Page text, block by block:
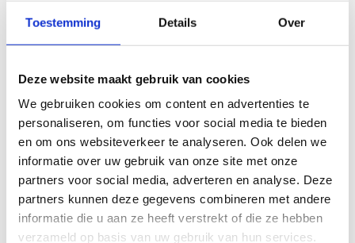
Toestemming Details Over
Deze website maakt gebruik van cookies
We gebruiken cookies om content en advertenties te
personaliseren, om functies voor social media te bieden
en om ons websiteverkeer te analyseren. Ook delen we
informatie over uw gebruik van onze site met onze
partners voor social media, adverteren en analyse. Deze
partners kunnen deze gegevens combineren met andere
informatie die u aan ze heeft verstrekt of die ze hebben
verzameld op basis van uw gebruik van hun services.
Maak gemakkelijk je kamado schoon
Na het gebruik van je kamado is het belangrijk dat je hem goed
schoonmaakt. Met een goedeborstelmaak je eenvoudig het
halen, om ervoor te zorgen dat de luchtstroom je barbecue goed
blijft. Soms zit er een asopvangbak in je kamado, die het as
opvangt. Mocht dit niet in je kamado zitten, dan kun je een
as
pook gebruiken om het as uit je kamado te halen. Deze gebruik je
via de onderste luchtschuif en hiermee schuif je het as er uit. Om
het goed op te vangen kun je ook eenas pan gebruiken.
Mocht je kamado na verloop van tijd heel vies zijn, dan kun je hem
schoonbranden. Het schoonbranden van je BBQ hoef je niet elke
keer te doen. Dit doe je meestal 1 keer per jaar als of als je